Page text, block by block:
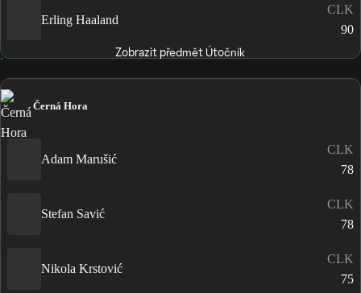
Erling Haaland
CLK
90
Zobrazit předmět Útočník
Černá Hora
Adam Marušić
CLK
78
Stefan Savić
CLK
78
Nikola Krstović
CLK
75